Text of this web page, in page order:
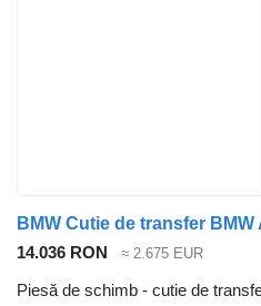
14.036 RON ≈ 2.675 EUR
Piesă de schimb - cutie de